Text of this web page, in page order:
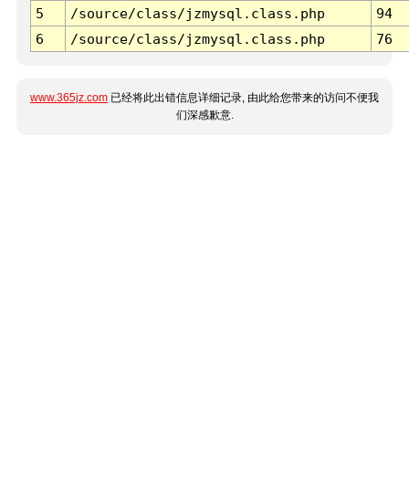
5
/source/class/jzmysql.class.php
94
6
/source/class/jzmysql.class.php 76
www.365jz.com 已经将此出错信息详细记录, 由此给您带来的访问不便我
们深感歉意.